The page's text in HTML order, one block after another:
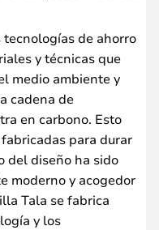
de ahorro
y técnicas que
medio ambiente y
cadena de
en carbono. Esto
para durar
del diseño ha sido
moderno y acogedor
Tala se fabrica
y los